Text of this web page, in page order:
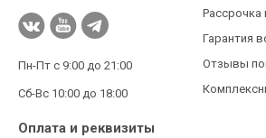
Пн-Пт с 9:00 до 21:00
Сб-Вс 10:00 до 18:00
Рассрочка
Гарантия
Отзывы
Оплата и реквизиты